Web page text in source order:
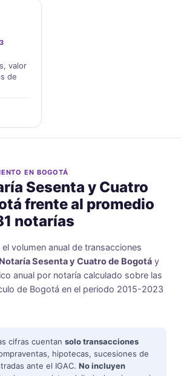
valor
de
EN BOGOTÁ
Sesenta y Cuatro
frente al promedio
notarías
volumen anual de transacciones
Notaría Sesenta y Cuatro de Bogotá y
anual por notaría calculado sobre las
de Bogotá en el periodo 2015-2023
cifras cuentan solo transacciones
hipotecas, sucesiones de
ante el IGAC. No incluyen